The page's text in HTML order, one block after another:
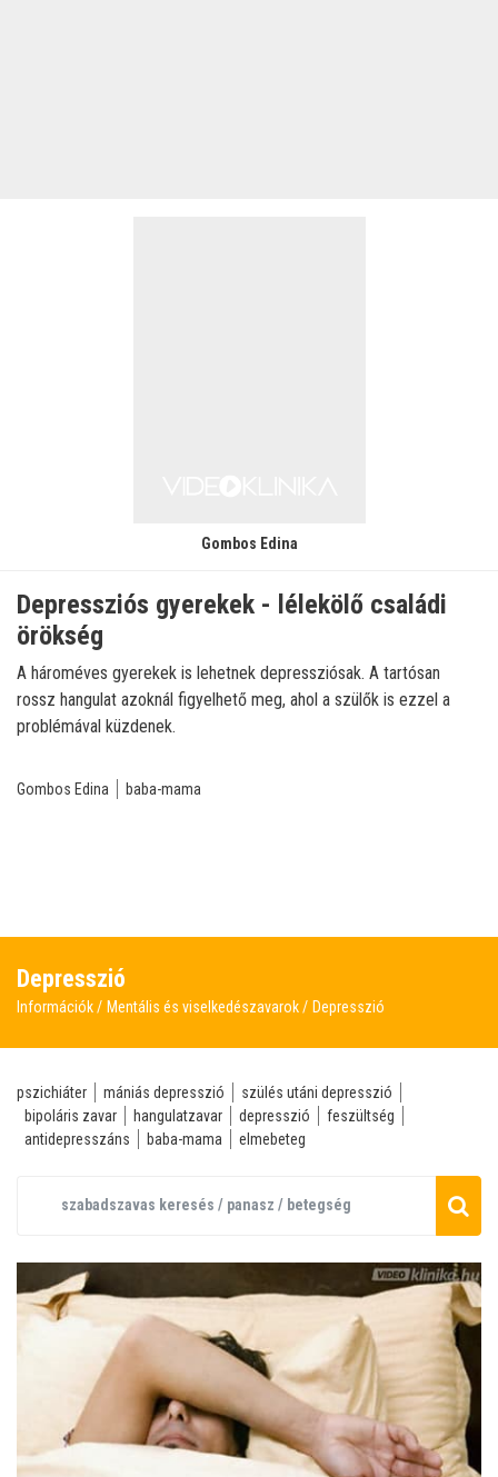
Gombos Edina
Depressziós gyerekek - lélekölő családi
örökség
A hároméves gyerekek is lehetnek depressziósak. A tartósan
rossz hangulat azoknál figyelhető meg, ahol a szülők is ezzel a
problémával küzdenek.
Gombos Edina baba-mama
Depresszió
Információk Mentális és viselkedészavarok Depresszió
pszichiáter mániás depresszió
szülés utáni depresszió
bipoláris zavar
hangulatzavar depresszió
feszültség
antidepresszáns
baba-mama elmebeteg